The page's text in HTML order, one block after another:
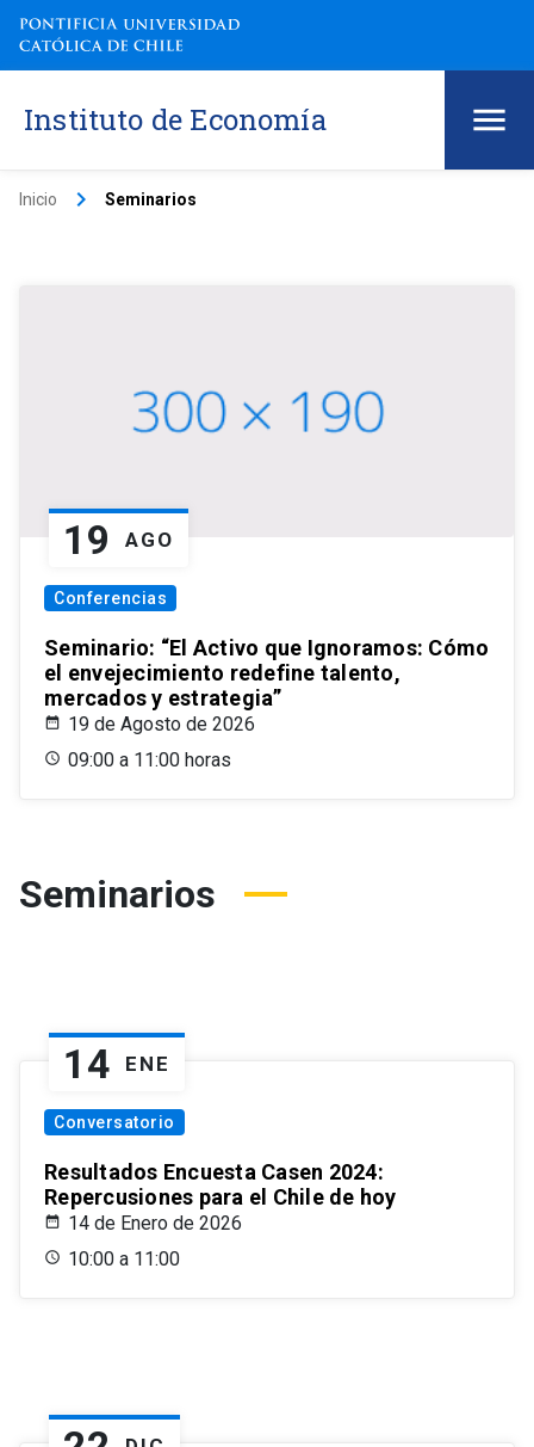
Instituto de Economía
Inicio keyboard_arrow_right Seminarios
19 AGO
Conferencias
Seminario: “El Activo que Ignoramos: Cómo
el envejecimiento redefine talento,
mercados y estrategia”
19 de Agosto de 2026
09:00 a 11:00 horas
Seminarios
14 ENE
Conversatorio
Resultados Encuesta Casen 2024:
Repercusiones para el Chile de hoy
14 de Enero de 2026
10:00 a 11:00